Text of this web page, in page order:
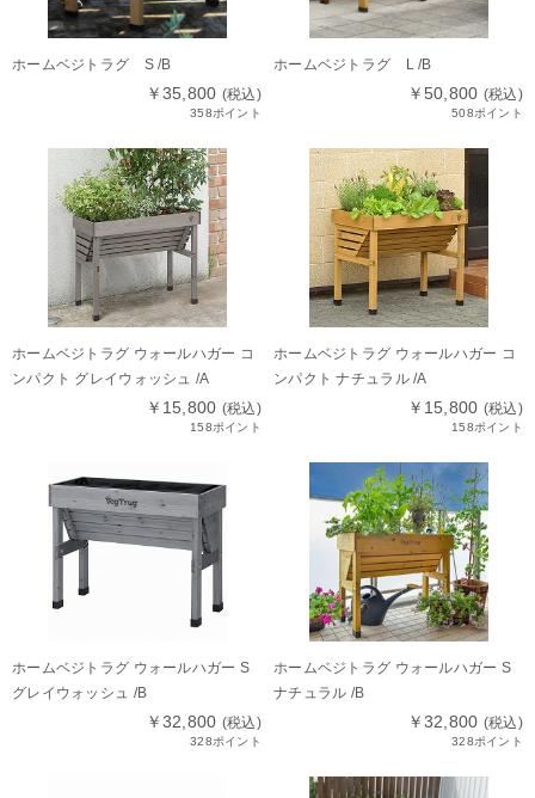
ホームベジトラグ S /B
￥35,800 (税込)
358ポイント
ホームベジトラグ L /B
￥50,800 (税込)
508ポイント
ホームベジトラグ ウォールハガー コ
ンパクト グレイウォッシュ /A
￥15,800 (税込)
158ポイント
ホームベジトラグ ウォールハガー コ
ンパクト ナチュラル /A
￥15,800 (税込)
158ポイント
ホームベジトラグ ウォールハガー S
グレイウォッシュ /B
￥32,800 (税込)
328ポイント
ホームベジトラグ ウォールハガー S
ナチュラル /B
￥32,800 (税込)
328ポイント